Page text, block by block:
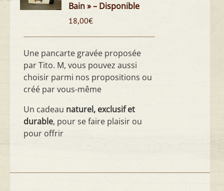
Bain » – Disponible
18,00€
Une pancarte gravée proposée
par Tito. M, vous pouvez aussi
choisir parmi nos propositions ou
créé par vous-même
Un cadeau naturel, exclusif et
durable, pour se faire plaisir ou
pour offrir